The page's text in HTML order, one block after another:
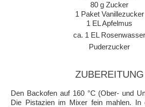
80 g Zucker
1 Paket Vanillezucker
1 EL Apfelmus
ca. 1 EL Rosenwasser
Puderzucker
ZUBEREITUNG
Den Backofen auf 160 °C (Ober- und
Die Pistazien im Mixer fein mahlen. In